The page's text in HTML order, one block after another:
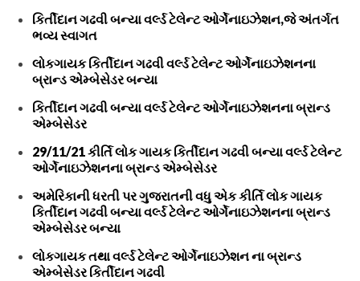
કિર્તીદાન ગઢવી બન્યા વર્લ્ડ ટેલેન્ટ ઓર્ગેનાઇઝેશન,જે અંતર્ગત
ભવ્ય સ્વાગત
લોકગાયક કિર્તીદાન ગઢવી વર્લ્ડ ટેલેન્ટ ઓર્ગેનાઇઝેશનના
બ્રાન્ડ એમ્બેસેડર બન્યા
કિર્તીદાન ગઢવી બન્યા વર્લ્ડ ટેલેન્ટ ઓર્ગેનાઇઝેશનના બ્રાન્ડ
એમ્બેસેડર
29/11/21 કીર્તિ લોક ગાયક કિર્તીદાન ગઢવી બન્યા વર્લ્ડ ટેલેન્ટ
ઓર્ગેનાઇઝેશનના બ્રાન્ડ એમ્બેસેડર
અમેરિકાની ધરતી પર ગુજરાતની વધુ એક કીર્તિ લોક ગાયક
કિર્તીદાન ગઢવી બન્યા વર્લ્ડ ટેલેન્ટ ઓર્ગેનાઇઝેશનના બ્રાન્ડ
એમ્બેસેડર બન્યા
લોકગાયક તથા વર્લ્ડ ટેલેન્ટ ઓર્ગેનાઇઝેશન ના બ્રાન્ડ
એમ્બેસેડર કિર્તીદાન ગઢવી